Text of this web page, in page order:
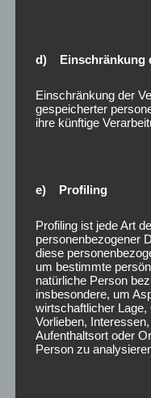
5.3 Bei Zahlung per
vor Ort erhebt.
nicht an.
6.2 Die Lieferzeit
abweichende
jeweiligen
aus dem
Deutschen Staaten,
7. Zahlung
7.1 Die Zahlung
PayPal, Teil
(Skrill) und
d) Einschränkung
Einschränkung der
gespeicherter
ihre künftige
e) Profiling
Profiling ist jede Art
personenbezogener
diese
um bestimmte
natürliche Person
insbesondere, um
wirtschaftlicher
Vorlieben,
Aufenthaltsort oder
Person zu